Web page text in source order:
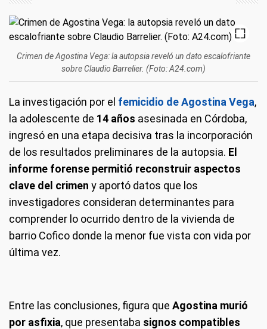
Crimen de Agostina Vega: la autopsia reveló un dato escalofriante
sobre Claudio Barrelier. (Foto: A24.com)
La investigación por el femicidio de Agostina Vega,
la adolescente de 14 años asesinada en Córdoba,
ingresó en una etapa decisiva tras la incorporación
de los resultados preliminares de la autopsia. El
informe forense permitió reconstruir aspectos
clave del crimen y aportó datos que los
investigadores consideran determinantes para
comprender lo ocurrido dentro de la vivienda de
barrio Cofico donde la menor fue vista con vida por
última vez.
Entre las conclusiones, figura que Agostina murió
por asfixia, que presentaba signos compatibles